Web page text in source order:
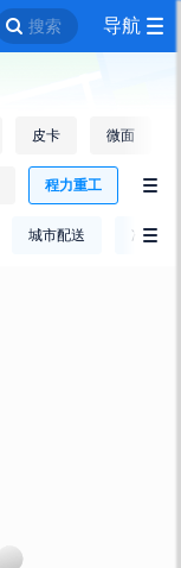
搜索 导航
皮卡 微面
程力重工 
城市配送 冷链运
